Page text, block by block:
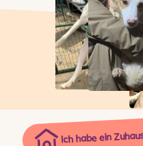
Ich habe ein